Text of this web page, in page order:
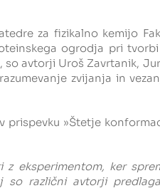
za fizikalno kemijo
ogrodja pri
avtorji Uroš Zavrtanik,
zvijanja in
prispevku »Štetje
eksperimentom, ker
različni avtorji